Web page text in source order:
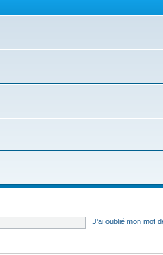
J’ai oublié mon mot